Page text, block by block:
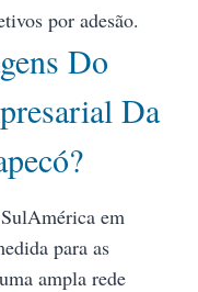
por adesão.
Do
Da
em
para as
ampla rede